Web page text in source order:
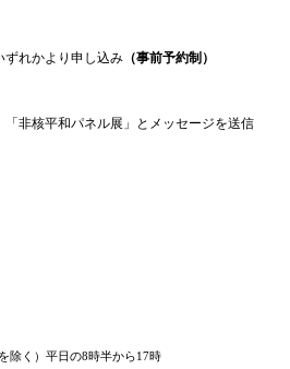
れかより申し込み （事前予約制）
「非核平和パネル展」とメッセージを送信
除く）平日の8時半から17時